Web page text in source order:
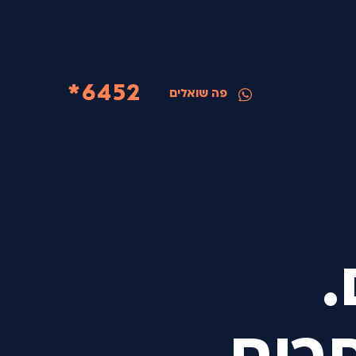
6452* פה שואלים